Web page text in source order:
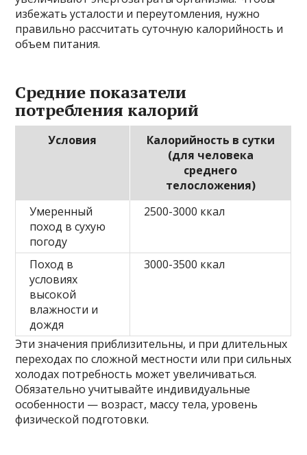
избежать усталости и переутомления, нужно
правильно рассчитать суточную калорийность и
объем питания.
Средние показатели
потребления калорий
Условия
Калорийность в сутки
(для человека
среднего
телосложения)
Умеренный
поход в сухую
погоду
2500-3000 ккал
Поход в
условиях
высокой
влажности и
дождя
3000-3500 ккал
Эти значения приблизительны, и при длительных
переходах по сложной местности или при сильных
холодах потребность может увеличиваться.
Обязательно учитывайте индивидуальные
особенности — возраст, массу тела, уровень
физической подготовки.